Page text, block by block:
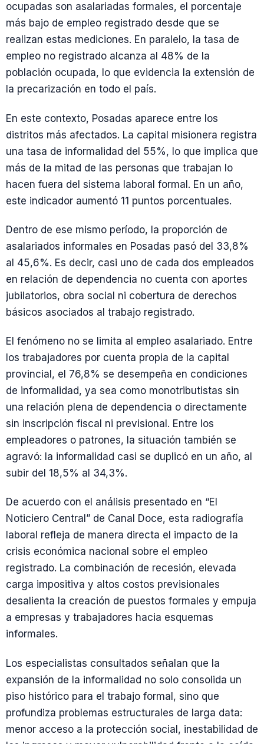
ocupadas son asalariadas formales, el porcentaje
más bajo de empleo registrado desde que se
realizan estas mediciones. En paralelo, la tasa de
empleo no registrado alcanza al 48% de la
población ocupada, lo que evidencia la extensión de
la precarización en todo el país.
En este contexto, Posadas aparece entre los
distritos más afectados. La capital misionera registra
una tasa de informalidad del 55%, lo que implica que
más de la mitad de las personas que trabajan lo
hacen fuera del sistema laboral formal. En un año,
este indicador aumentó 11 puntos porcentuales.
Dentro de ese mismo período, la proporción de
asalariados informales en Posadas pasó del 33,8%
al 45,6%. Es decir, casi uno de cada dos empleados
en relación de dependencia no cuenta con aportes
jubilatorios, obra social ni cobertura de derechos
básicos asociados al trabajo registrado.
El fenómeno no se limita al empleo asalariado. Entre
los trabajadores por cuenta propia de la capital
provincial, el 76,8% se desempeña en condiciones
de informalidad, ya sea como monotributistas sin
una relación plena de dependencia o directamente
sin inscripción fiscal ni previsional. Entre los
empleadores o patrones, la situación también se
agravó: la informalidad casi se duplicó en un año, al
subir del 18,5% al 34,3%.
De acuerdo con el análisis presentado en “El
Noticiero Central” de Canal Doce, esta radiografía
laboral refleja de manera directa el impacto de la
crisis económica nacional sobre el empleo
registrado. La combinación de recesión, elevada
carga impositiva y altos costos previsionales
desalienta la creación de puestos formales y empuja
a empresas y trabajadores hacia esquemas
informales.
Los especialistas consultados señalan que la
expansión de la informalidad no solo consolida un
piso histórico para el trabajo formal, sino que
profundiza problemas estructurales de larga data:
menor acceso a la protección social, inestabilidad de